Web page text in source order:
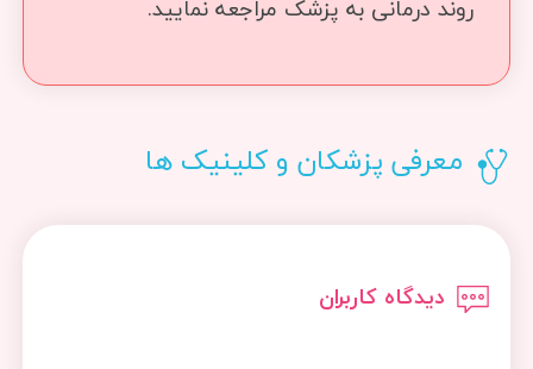
روند درمانی به پزشک مراجعه نمایید.
معرفی پزشکان و کلینیک ها
دیدگاه کاربران